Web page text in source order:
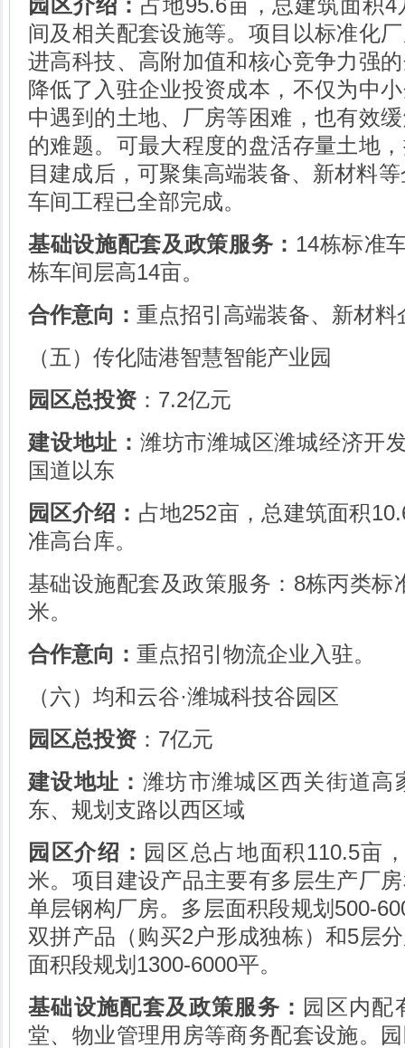
园区介绍： 占地95.6亩，总建筑面积
间及相关配套设施等。项目以标准化
进高科技、高附加值和核心竞争力强
降低了入驻企业投资成本，不仅为中
中遇到的土地、厂房等困难，也有效
的难题。可最大程度的盘活存量土地
目建成后，可聚集高端装备、新材料
车间工程已全部完成。
基础设施配套及政策服务： 14栋标准
栋车间层高14亩。
合作意向： 重点招引高端装备、新材料
（五）传化陆港智慧智能产业园
园区总投资 ：7.2亿元
建设地址： 潍坊市潍城区潍城经济开
国道以东
园区介绍： 占地252亩，总建筑面积
准高台库。
基础设施配套及政策服务：8栋丙类标
米。
合作意向： 重点招引物流企业入驻。
（六）均和云谷·潍城科技谷园区
园区总投资 ：7亿元
建设地址： 潍坊市潍城区西关街道高
东、规划支路以西区域
园区介绍： 园区总占地面积110.5亩
米。项目建设产品主要有多层生产厂
单层钢构厂房。多层面积段规划500-
双拼产品（购买2户形成独栋）和5层
面积段规划1300-6000平。
基础设施配套及政策服务： 园区内配
堂、物业管理用房等商务配套设施。